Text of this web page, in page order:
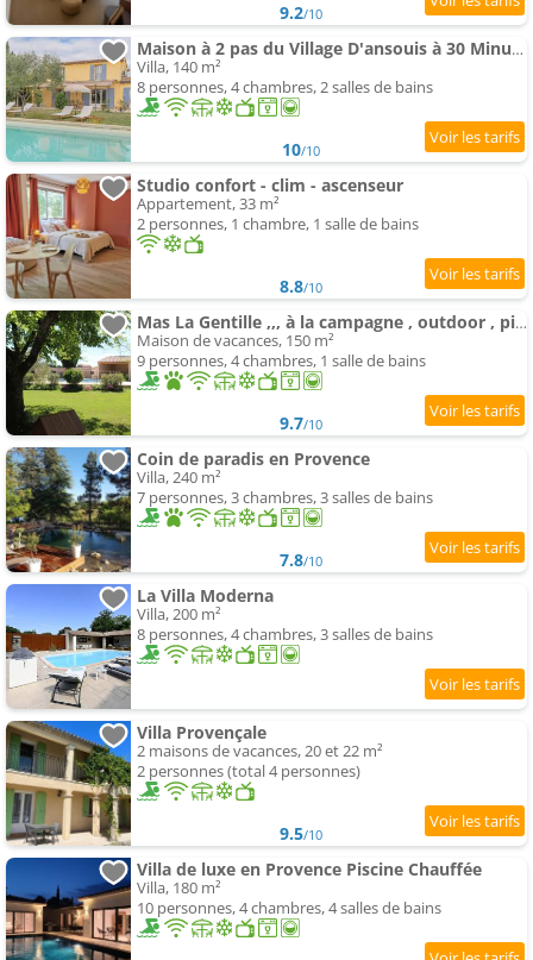
9.2/10
Maison à 2 pas du Village D'ansouis à 30 Minutes D'aix-en-provence
Villa, 140 m²
8 personnes, 4 chambres, 2 salles de bains
10/10
Studio confort - clim - ascenseur
Appartement, 33 m²
2 personnes, 1 chambre, 1 salle de bains
8.8/10
Mas La Gentille ,,, à la campagne , outdoor , piscine , piscine Maison , green Gard
Maison de vacances, 150 m²
9 personnes, 4 chambres, 1 salle de bains
9.7/10
Coin de paradis en Provence
Villa, 240 m²
7 personnes, 3 chambres, 3 salles de bains
7.8/10
La Villa Moderna
Villa, 200 m²
8 personnes, 4 chambres, 3 salles de bains
Villa Provençale
2 maisons de vacances, 20 et 22 m²
2 personnes (total 4 personnes)
9.5/10
Villa de luxe en Provence Piscine Chauffée
Villa, 180 m²
10 personnes, 4 chambres, 4 salles de bains